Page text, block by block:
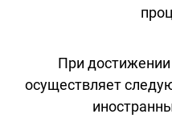
При
осуществляет